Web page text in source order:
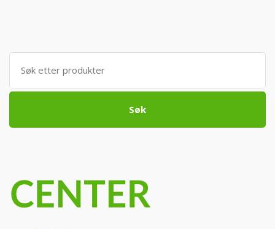
Søk
etter:
Søk